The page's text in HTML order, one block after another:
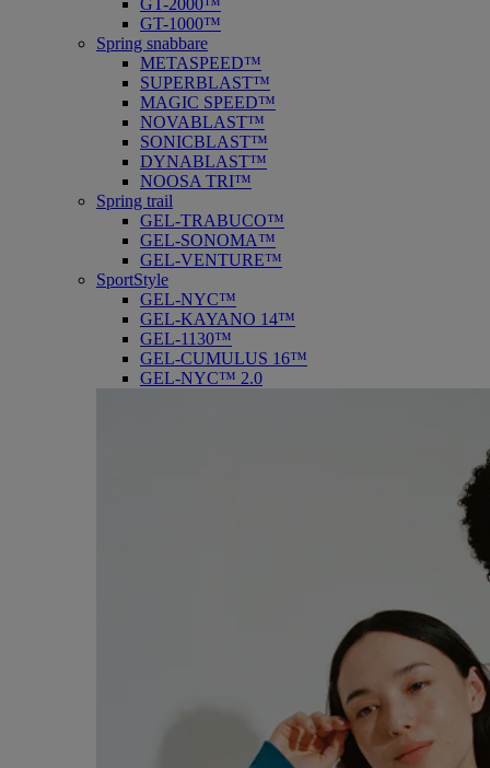
GT-2000™
GT-1000™
Spring snabbare
METASPEED™
SUPERBLAST™
MAGIC SPEED™
NOVABLAST™
SONICBLAST™
DYNABLAST™
NOOSA TRI™
Spring trail
GEL-TRABUCO™
GEL-SONOMA™
GEL-VENTURE™
SportStyle
GEL-NYC™
GEL-KAYANO 14™
GEL-1130™
GEL-CUMULUS 16™
GEL-NYC™ 2.0